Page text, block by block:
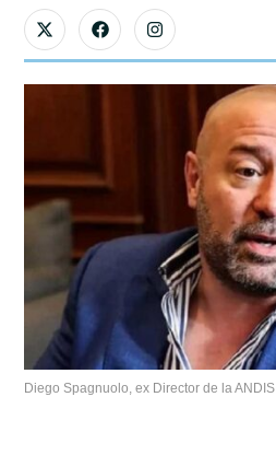
Diego Spagnuolo, ex Director de la ANDIS